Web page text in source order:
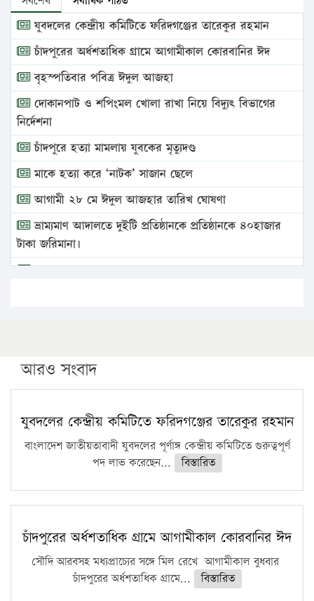
যুবদলের কেন্দ্রীয় কমিটিতে ফরিদগঞ্জের তারেকুর রহমান
চাঁদপুরের অর্ধশতাধিক গ্রামে আগামীকাল কোরবানির ঈদ
বৃহস্পতিবার পবিত্র ঈদুল আজহা
দোকানপাট ও শপিংমল খোলা রাখা নিয়ে বিদ্যুৎ বিভাগের
নির্দেশনা
চাঁদপুরে হত্যা মামলায় যুবকের মৃত্যুদণ্ড
মাকে হত্যা করে ‘নাটক’ সাজান ছেলে
আগামী ২৮ মে ঈদুল আজহার তারিখ ঘোষণা
ভ্রাম্যমাণ আদালতে দুইটি প্রতিষ্ঠানকে প্রতিষ্ঠানকে ৪০হাজার
টাকা জরিমানা।
এবার লঞ্চের ভাড়া বাড়ল
পিএইচডি করছেন কুয়েটের কৃতি…
সারা দেশে বজ্রাঘাতে ১৪ জনের প্রাণহানি
কঠোর হচ্ছে এসএসসি ও এইচএসসি পরীক্ষা
ফরিদগঞ্জে আগুনে পুড়লো ৬ ব্যবসা প্রতিষ্ঠান
আরও সংবাদ
যুবদলের কেন্দ্রীয় কমিটিতে ফরিদগঞ্জের তারেকুর রহমান
বাংলাদেশ জাতীয়তাবাদী যুবদলের পূর্ণাঙ্গ কেন্দ্রীয় কমিটিতে গুরুত্বপূর্ণ
পদ লাভ করেছেন...
বিস্তারিত
চাঁদপুরের অর্ধশতাধিক গ্রামে আগামীকাল কোরবানির ঈদ
সৌদি আরবসহ মধ্যপ্রাচ্যের সঙ্গে মিল রেখে আগামীকাল বুধবার
চাঁদপুরের অর্ধশতাধিক গ্রামে...
বিস্তারিত